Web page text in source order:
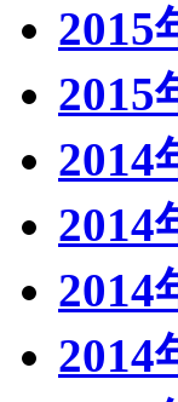
2015
2015
2014
2014
2014
2014